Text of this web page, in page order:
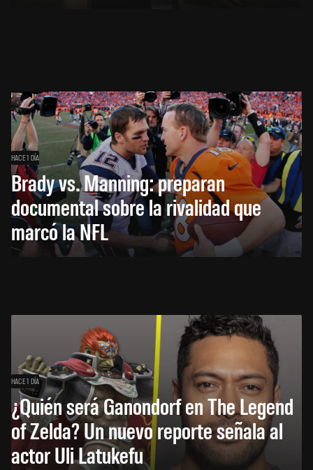
HACE 1 DÍA
Brady vs. Manning: preparan
documental sobre la rivalidad que
marcó la NFL
HACE 1 DÍA
¿Quién será Ganondorf en The Legend
of Zelda? Un nuevo reporte señala al
actor Uli Latukefu